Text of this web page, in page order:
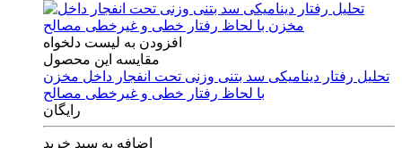
افزودن به لیست دلخواه
مقایسه این محصول
تحلیل رفتار دینامیکی سد بتنی وزنی تحت انفجار داخل مخزن
با لحاظ رفتار خطی و غیرخطی مصالح
رایگان
اضافه به سبد خرید